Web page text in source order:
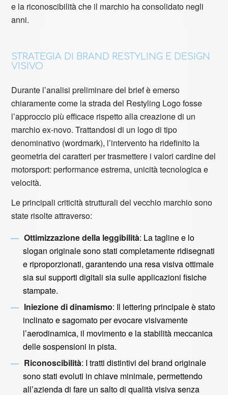
e la riconoscibilità che il marchio ha consolidato negli
anni.
STRATEGIA DI BRAND RESTYLING E DESIGN
VISIVO
Durante l’analisi preliminare del brief è emerso
chiaramente come la strada del Restyling Logo fosse
l’approccio più efficace rispetto alla creazione di un
marchio ex-novo. Trattandosi di un logo di tipo
denominativo (wordmark), l’intervento ha ridefinito la
geometria dei caratteri per trasmettere i valori cardine del
motorsport: performance estrema, unicità tecnologica e
velocità.
Le principali criticità strutturali del vecchio marchio sono
state risolte attraverso:
Ottimizzazione della leggibilità: La tagline e lo
slogan originale sono stati completamente ridisegnati
e riproporzionati, garantendo una resa visiva ottimale
sia sui supporti digitali sia sulle applicazioni fisiche
stampate.
Iniezione di dinamismo: Il lettering principale è stato
inclinato e sagomato per evocare visivamente
l’aerodinamica, il movimento e la stabilità meccanica
delle sospensioni in pista.
Riconoscibilità: I tratti distintivi del brand originale
sono stati evoluti in chiave minimale, permettendo
all’azienda di fare un salto di qualità visiva senza